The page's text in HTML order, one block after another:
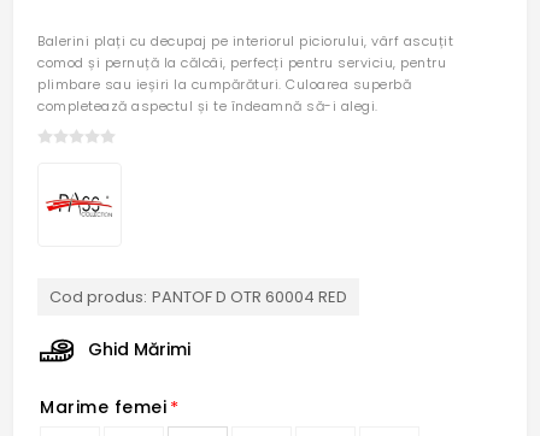
Balerini plați cu decupaj pe interiorul piciorului, vârf ascuțit
comod și pernuță la călcâi, perfecți pentru serviciu, pentru
plimbare sau ieșiri la cumpărături. Culoarea superbă
completează aspectul și te îndeamnă să-i alegi.
Cod produs: PANTOF D OTR 60004 RED
Ghid Mărimi
Marime femei *